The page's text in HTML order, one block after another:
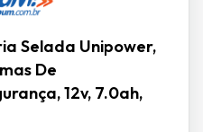
Selada Unipower,
De
12v, 7.0ah,